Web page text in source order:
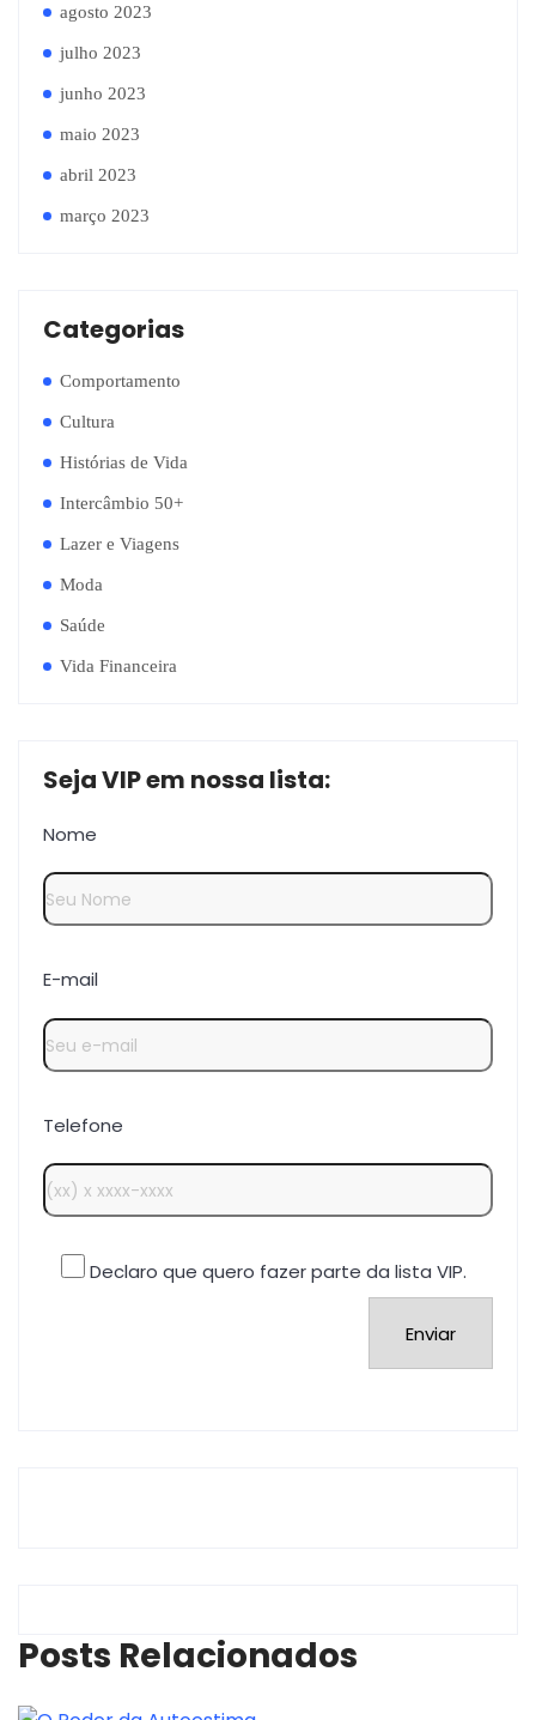
agosto 2023
julho 2023
junho 2023
maio 2023
abril 2023
março 2023
Categorias
Comportamento
Cultura
Histórias de Vida
Intercâmbio 50+
Lazer e Viagens
Moda
Saúde
Vida Financeira
Seja VIP em nossa lista:
Nome
E-mail
Telefone
Declaro que quero fazer parte da lista VIP.
Posts Relacionados